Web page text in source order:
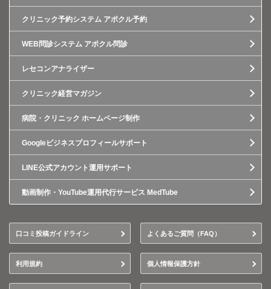
クリニック予約システム アポクル予約
WEB問診システム アポクル問診
レセコンアナライザー
クリニック経営マガジン
病院・クリニック ホームページ制作
Googleビジネスプロフィールサポート
LINE公式アカウント運用サポート
動画制作・YouTube運用代行サービス MedTube
口コミ投稿ガイドライン よくあるご質問（FAQ）
利用規約 個人情報保護方針